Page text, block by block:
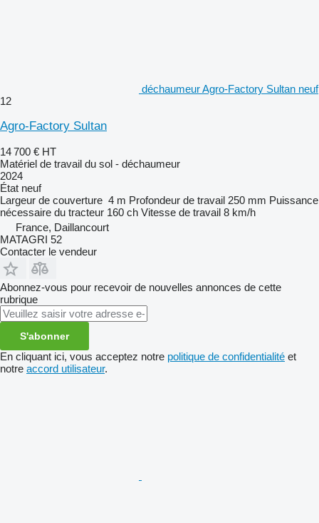
déchaumeur Agro-Factory Sultan neuf
12
Agro-Factory Sultan
14 700 € HT
Matériel de travail du sol - déchaumeur
2024
État neuf
Largeur de couverture 4 m Profondeur de travail 250 mm Puissance
nécessaire du tracteur 160 ch Vitesse de travail 8 km/h
France, Daillancourt
MATAGRI 52
Contacter le vendeur
Abonnez-vous pour recevoir de nouvelles annonces de cette
rubrique
S'abonner
En cliquant ici, vous acceptez notre politique de confidentialité et
notre accord utilisateur.